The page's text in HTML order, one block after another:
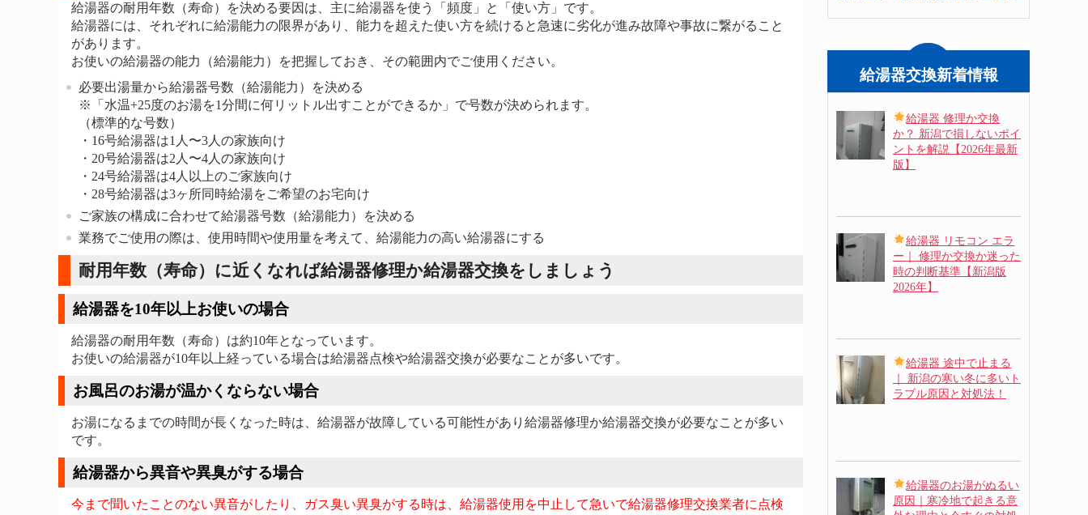
給湯器の耐用年数（寿命）を決める要因は、主に給湯器を使う「頻度」と「使い方」です。
給湯器には、それぞれに給湯能力の限界があり、能力を超えた使い方を続けると急速に劣化が進み故障や事故に繋がること
があります。
お使いの給湯器の能力（給湯能力）を把握しておき、その範囲内でご使用ください。
必要出湯量から給湯器号数（給湯能力）を決める
※「水温+25度のお湯を1分間に何リットル出すことができるか」で号数が決められます。
（標準的な号数）
・16号給湯器は1人〜3人の家族向け
・20号給湯器は2人〜4人の家族向け
・24号給湯器は4人以上のご家族向け
・28号給湯器は3ヶ所同時給湯をご希望のお宅向け
ご家族の構成に合わせて給湯器号数（給湯能力）を決める
業務でご使用の際は、使用時間や使用量を考えて、給湯能力の高い給湯器にする
耐用年数（寿命）に近くなれば給湯器修理か給湯器交換をしましょう
給湯器を10年以上お使いの場合
給湯器の耐用年数（寿命）は約10年となっています。
お使いの給湯器が10年以上経っている場合は給湯器点検や給湯器交換が必要なことが多いです。
お風呂のお湯が温かくならない場合
お湯になるまでの時間が長くなった時は、給湯器が故障している可能性があり給湯器修理か給湯器交換が必要なことが多い
です。
給湯器から異音や異臭がする場合
今まで聞いたことのない異音がしたり、ガス臭い異臭がする時は、給湯器使用を中止して急いで給湯器修理交換業者に点検
給湯器交換新着情報
給湯器 修理か交換
か？ 新潟で損しないポイ
ントを解説【2026年最新
版】
給湯器 リモコン エラ
ー｜ 修理か交換か迷った
時の判断基準【新潟版
2026年】
給湯器 途中で止まる
｜ 新潟の寒い冬に多いト
ラブル原因と対処法！
給湯器のお湯がぬるい
原因｜寒冷地で起きる意